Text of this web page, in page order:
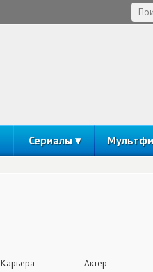
Сериалы
Карьера
Актер